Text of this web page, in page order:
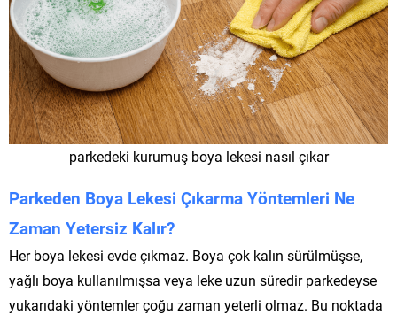
parkedeki kurumuş boya lekesi nasıl çıkar
Parkeden Boya Lekesi Çıkarma Yöntemleri Ne
Zaman Yetersiz Kalır?
Her boya lekesi evde çıkmaz. Boya çok kalın sürülmüşse,
yağlı boya kullanılmışsa veya leke uzun süredir parkedeyse
yukarıdaki yöntemler çoğu zaman yeterli olmaz. Bu noktada